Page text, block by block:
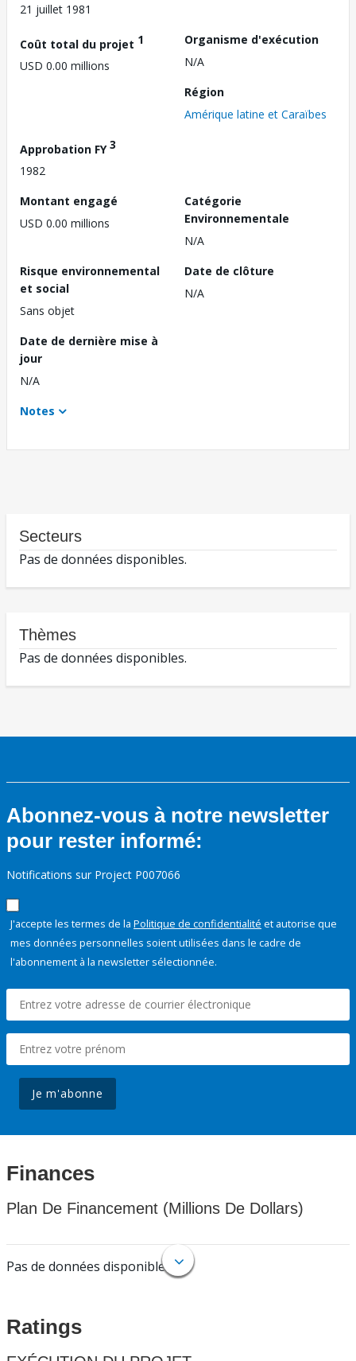
21 juillet 1981
Coût total du projet 1
USD 0.00 millions
Organisme d'exécution
N/A
Région
Amérique latine et Caraïbes
Approbation FY3
1982
Montant engagé
USD 0.00 millions
Catégorie
Environnementale
N/A
Risque environnemental
et social
Sans objet
Date de clôture
N/A
Date de dernière mise à
jour
N/A
Notes
Secteurs
Pas de données disponibles.
Thèmes
Pas de données disponibles.
Abonnez-vous à notre newsletter
pour rester informé:
Notifications sur Project P007066
J'accepte les termes de la Politique de confidentialité et autorise que
mes données personnelles soient utilisées dans le cadre de
l'abonnement à la newsletter sélectionnée.
Je m'abonne
Finances
Plan De Financement (Millions De Dollars)
Pas de données disponibles.
Ratings